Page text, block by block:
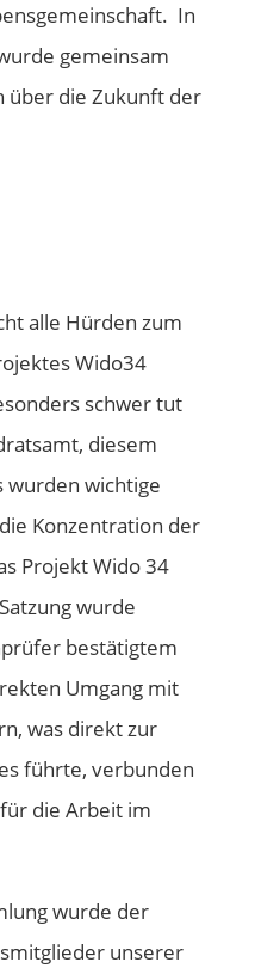
In
gemeinsam
über die Zukunft der
alle Hürden zum
Wido34
schwer tut
diesem
wurden wichtige
Konzentration der
Projekt Wido 34
wurde
bestätigtem
Umgang mit
was direkt zur
führte, verbunden
die Arbeit im
wurde der
unserer